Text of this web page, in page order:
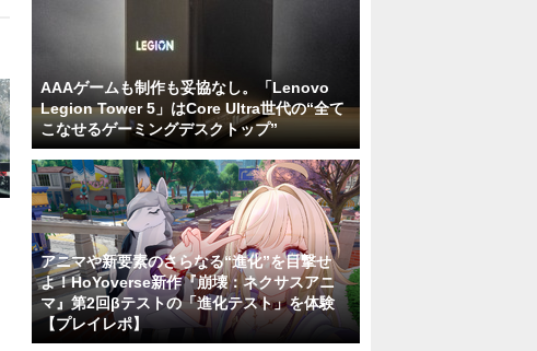
AAAゲームも制作も妥協なし。「Lenovo
Legion Tower 5」はCore Ultra世代の“全て
こなせるゲーミングデスクトップ”
アニマや新要素のさらなる“進化”を目撃せ
よ！HoYoverse新作『崩壊：ネクサスアニ
マ』第2回βテストの「進化テスト」を体験
【プレイレポ】